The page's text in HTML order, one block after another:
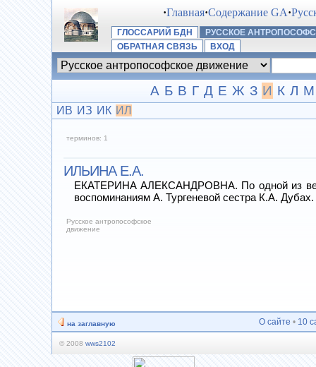
·Главная·Содержание GA·
ГЛОССАРИЙ БДН
РУССКОЕ
ОБРАТНАЯ СВЯЗЬ
ВХОД
А Б В Г Д Е Ж З И К Л М
ИВ ИЗ ИК ИЛ
терминов: 1
ИЛЬИНА Е.А.
ЕКАТЕРИНА АЛЕКСАНДРОВНА. По одной из
воспоминаниям А. Тургеневой сестра К.А.
Русское антропософское
движение
на заглавную О сайте • 10
© 2008 wws2102